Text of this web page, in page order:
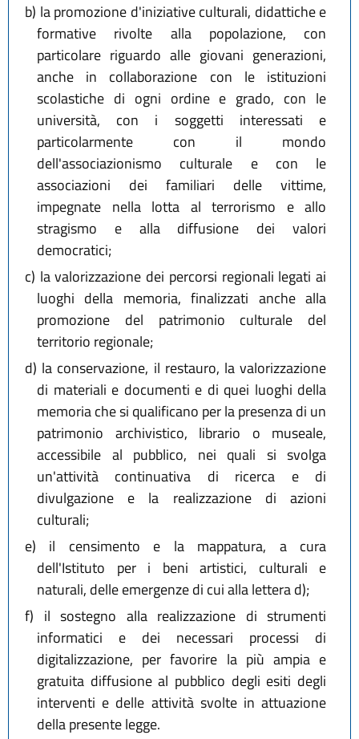
b) la promozione d'iniziative culturali, didattiche e
formative rivolte alla popolazione, con
particolare riguardo alle giovani generazioni,
anche in collaborazione con le istituzioni
scolastiche di ogni ordine e grado, con le
università, con i soggetti interessati e
particolarmente con il mondo
dell'associazionismo culturale e con le
associazioni dei familiari delle vittime,
impegnate nella lotta al terrorismo e allo
stragismo e alla diffusione dei valori
democratici;
c) la valorizzazione dei percorsi regionali legati ai
luoghi della memoria, finalizzati anche alla
promozione del patrimonio culturale del
territorio regionale;
d) la conservazione, il restauro, la valorizzazione
di materiali e documenti e di quei luoghi della
memoria che si qualificano per la presenza di un
patrimonio archivistico, librario o museale,
accessibile al pubblico, nei quali si svolga
un'attività continuativa di ricerca e di
divulgazione e la realizzazione di azioni
culturali;
e) il censimento e la mappatura, a cura
dell'Istituto per i beni artistici, culturali e
naturali, delle emergenze di cui alla lettera d);
f) il sostegno alla realizzazione di strumenti
informatici e dei necessari processi di
digitalizzazione, per favorire la più ampia e
gratuita diffusione al pubblico degli esiti degli
interventi e delle attività svolte in attuazione
della presente legge.